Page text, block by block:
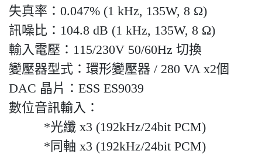
失真率：0.047% (1 kHz, 135W, 8 Ω)
訊噪比：104.8 dB (1 kHz, 135W, 8 Ω)
輸入電壓：115/230V 50/60Hz 切換
變壓器型式：環形變壓器 / 280 VA x2個
DAC 晶片：ESS ES9039
數位音訊輸入：
*光纖 x3 (192kHz/24bit PCM)
*同軸 x3 (192kHz/24bit PCM)